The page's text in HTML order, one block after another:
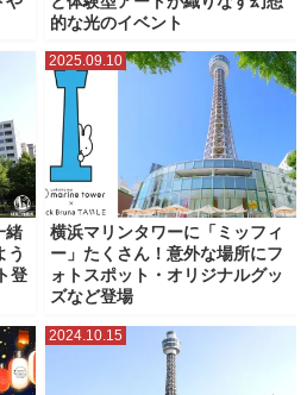
横浜公園 横浜港大さん橋
水陸両用バス（横浜みなとみらい）
鼻テラス
的な光のイベント
緒
う
登
2025.09.10
横浜マリンタワーに「ミッフィ
ー」たくさん！意外な場所にフ
ォトスポット・オリジナルグッ
ズなど登場
2024.10.15